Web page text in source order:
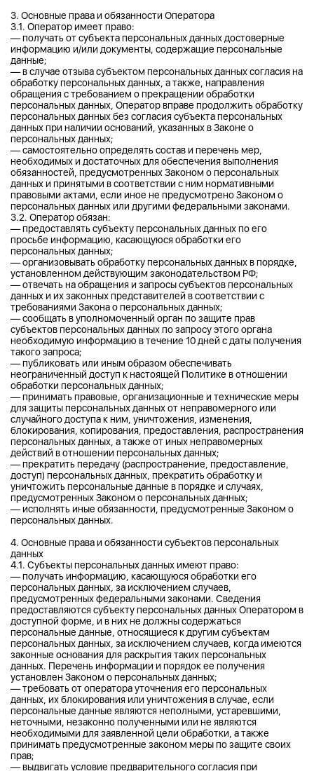
3. Основные права и обязанности Оператора
3.1. Оператор имеет право:
— получать от субъекта персональных данных достоверные
информацию и/или документы, содержащие персональные
данные;
— в случае отзыва субъектом персональных данных согласия на
обработку персональных данных, а также, направления
обращения с требованием о прекращении обработки
персональных данных, Оператор вправе продолжить обработку
персональных данных без согласия субъекта персональных
данных при наличии оснований, указанных в Законе о
персональных данных;
— самостоятельно определять состав и перечень мер,
необходимых и достаточных для обеспечения выполнения
обязанностей, предусмотренных Законом о персональных
данных и принятыми в соответствии с ним нормативными
правовыми актами, если иное не предусмотрено Законом о
персональных данных или другими федеральными законами.
3.2. Оператор обязан:
— предоставлять субъекту персональных данных по его
просьбе информацию, касающуюся обработки его
персональных данных;
— организовывать обработку персональных данных в порядке,
установленном действующим законодательством РФ;
— отвечать на обращения и запросы субъектов персональных
данных и их законных представителей в соответствии с
требованиями Закона о персональных данных;
— сообщать в уполномоченный орган по защите прав
субъектов персональных данных по запросу этого органа
необходимую информацию в течение 10 дней с даты получения
такого запроса;
— публиковать или иным образом обеспечивать
неограниченный доступ к настоящей Политике в отношении
обработки персональных данных;
— принимать правовые, организационные и технические меры
для защиты персональных данных от неправомерного или
случайного доступа к ним, уничтожения, изменения,
блокирования, копирования, предоставления, распространения
персональных данных, а также от иных неправомерных
действий в отношении персональных данных;
— прекратить передачу (распространение, предоставление,
доступ) персональных данных, прекратить обработку и
уничтожить персональные данные в порядке и случаях,
предусмотренных Законом о персональных данных;
— исполнять иные обязанности, предусмотренные Законом о
персональных данных.
4. Основные права и обязанности субъектов персональных
данных
4.1. Субъекты персональных данных имеют право:
— получать информацию, касающуюся обработки его
персональных данных, за исключением случаев,
предусмотренных федеральными законами. Сведения
предоставляются субъекту персональных данных Оператором в
доступной форме, и в них не должны содержаться
персональные данные, относящиеся к другим субъектам
персональных данных, за исключением случаев, когда имеются
законные основания для раскрытия таких персональных
данных. Перечень информации и порядок ее получения
установлен Законом о персональных данных;
— требовать от оператора уточнения его персональных
данных, их блокирования или уничтожения в случае, если
персональные данные являются неполными, устаревшими,
неточными, незаконно полученными или не являются
необходимыми для заявленной цели обработки, а также
принимать предусмотренные законом меры по защите своих
прав;
— выдвигать условие предварительного согласия при